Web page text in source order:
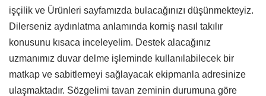
işçilik ve Ürünleri sayfamızda bulacağınızı düşünmekteyiz.
Dilerseniz aydınlatma anlamında korniş nasıl takılır
konusunu kısaca inceleyelim. Destek alacağınız
uzmanımız duvar delme işleminde kullanılabilecek bir
matkap ve sabitlemeyi sağlayacak ekipmanla adresinize
ulaşmaktadır. Sözgelimi tavan zeminin durumuna göre